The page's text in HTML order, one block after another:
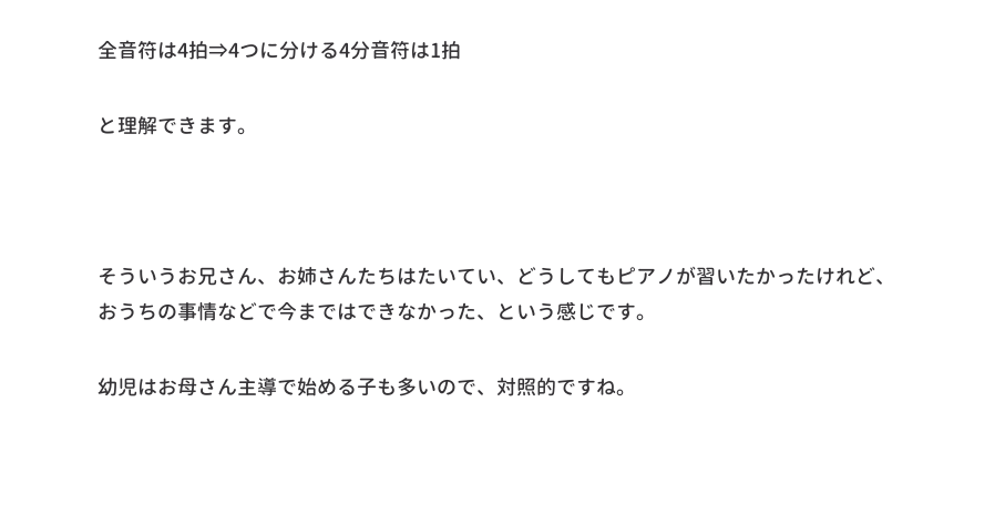
全音符は4拍⇒4つに分ける4分音符は1拍
と理解できます。
そういうお兄さん、お姉さんたちはたいてい、どうしてもピアノが習いたかったけれど、
おうちの事情などで今まではできなかった、という感じです。
幼児はお母さん主導で始める子も多いので、対照的ですね。